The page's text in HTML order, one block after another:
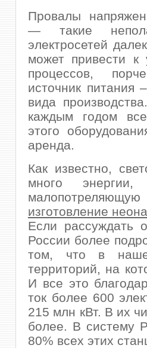
Провалы
— такие
электросетей
может привести к
процессов,
источник питания
вида
каждым годом
этого
аренда.
Как известно,
много энергии,
малопотреляющую
изготовление неона
Если рассуждать
России более
том, что в
территорий, на
И все это
ток более 600
215 млн кВт. В их
более. В систему
80% всех этих